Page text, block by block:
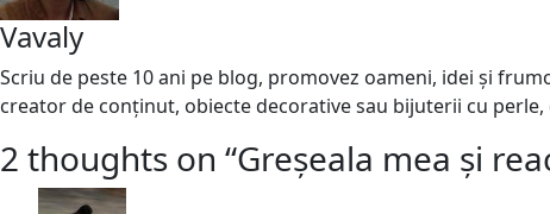
Vavaly
Scriu de peste 10 ani pe blog, promovez oameni, idei și
creator de conținut, obiecte decorative sau bijuterii cu
2 thoughts on “Greșeala mea și